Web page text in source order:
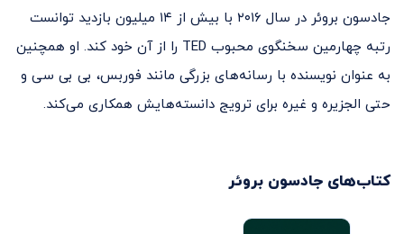
جادسون بروئر در سال ۲۰۱۶ با بیش از ۱۴ میلیون بازدید توانست
رتبه چهارمین سخنگوی محبوب TED را از آن خود کند. او همچنین
به عنوان نویسنده با رسانه‌های بزرگی مانند فوربس، بی بی سی و
حتی الجزیره و غیره برای ترویج دانسته‌هایش همکاری می‌کند.
کتاب‌های جادسون بروئر